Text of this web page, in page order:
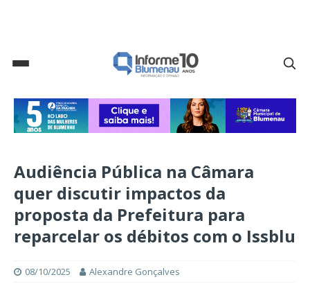
Audiência Pública na Câmara
quer discutir impactos da
proposta da Prefeitura para
reparcelar os débitos com o Issblu
08/10/2025 Alexandre Gonçalves